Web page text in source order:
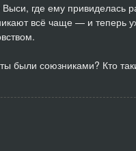
где ему привиделась
всё чаще — и теперь
были союзниками? Кто